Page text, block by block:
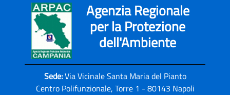
Agenzia Regionale
per la Protezione
dell'Ambiente
Sede:Via Vicinale Santa Maria del Pianto
Centro Polifunzionale, Torre 1 - 80143 Napoli